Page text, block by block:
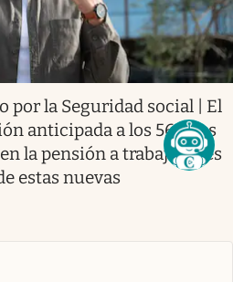
por la Seguridad social | El
anticipada a los 56 años
la pensión a trabajadores
estas nuevas